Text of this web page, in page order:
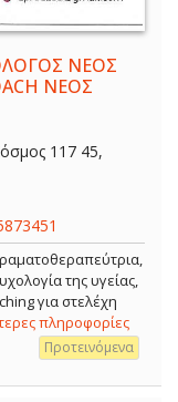
ΝΕΟΣ
ΝΕΟΣ
117 45,
της υγείας,
για στελέχη
πληροφορίες
Προτεινόμενα